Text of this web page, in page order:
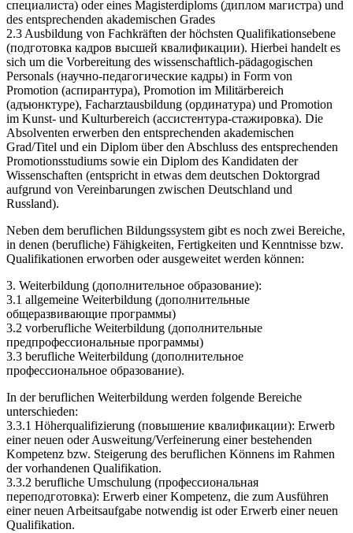
специалиста) oder eines Magisterdiploms (диплом магистра) und
des entsprechenden akademischen Grades
2.3 Ausbildung von Fachkräften der höchsten Qualifikationsebene
(подготовка кадров высшей квалификации). Hierbei handelt es
sich um die Vorbereitung des wissenschaftlich-pädagogischen
Personals (научно-педагогические кадры) in Form von
Promotion (аспирантура), Promotion im Militärbereich
(адъюнктуре), Facharztausbildung (ординатура) und Promotion
im Kunst- und Kulturbereich (ассистентура-стажировка). Die
Absolventen erwerben den entsprechenden akademischen
Grad/Titel und ein Diplom über den Abschluss des entsprechenden
Promotionsstudiums sowie ein Diplom des Kandidaten der
Wissenschaften (entspricht in etwas dem deutschen Doktorgrad
aufgrund von Vereinbarungen zwischen Deutschland und
Russland).
Neben dem beruflichen Bildungssystem gibt es noch zwei Bereiche,
in denen (berufliche) Fähigkeiten, Fertigkeiten und Kenntnisse bzw.
Qualifikationen erworben oder ausgeweitet werden können:
3. Weiterbildung (дополнительное образование):
3.1 allgemeine Weiterbildung (дополнительные
общеразвивающие программы)
3.2 vorberufliche Weiterbildung (дополнительные
предпрофессиональные программы)
3.3 berufliche Weiterbildung (дополнительное
профессиональное образование).
In der beruflichen Weiterbildung werden folgende Bereiche
unterschieden:
3.3.1 Höherqualifizierung (повышение квалификации): Erwerb
einer neuen oder Ausweitung/Verfeinerung einer bestehenden
Kompetenz bzw. Steigerung des beruflichen Könnens im Rahmen
der vorhandenen Qualifikation.
3.3.2 berufliche Umschulung (профессиональная
переподготовка): Erwerb einer Kompetenz, die zum Ausführen
einer neuen Arbeitsaufgabe notwendig ist oder Erwerb einer neuen
Qualifikation.